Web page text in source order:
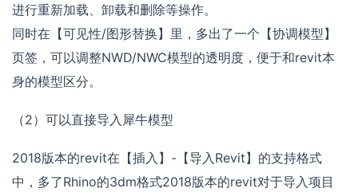
进行重新加载、卸载和删除等操作。
同时在【可见性/图形替换】里，多出了一个【协调模型】
页签，可以调整NWD/NWC模型的透明度，便于和revit本
身的模型区分。
（2）可以直接导入犀牛模型
2018版本的revit在【插入】-【导入Revit】的支持格式
中，多了Rhino的3dm格式2018版本的revit对于导入项目